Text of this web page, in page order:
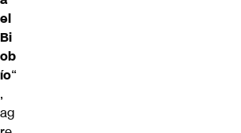
el
Bi
ob
ío“
,
ag